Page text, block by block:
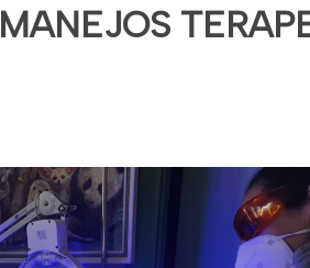
MANEJOS